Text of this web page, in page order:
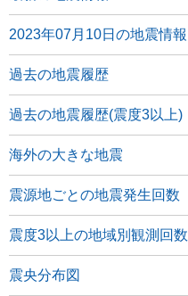
2023年07月10日の地震情報
過去の地震履歴
過去の地震履歴(震度3以上)
海外の大きな地震
震源地ごとの地震発生回数
震度3以上の地域別観測回数
震央分布図